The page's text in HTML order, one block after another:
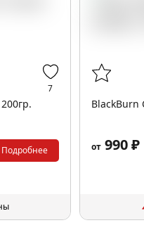
7
Подробнее
BlackBurn
от990 ₽